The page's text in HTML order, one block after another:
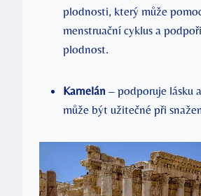
plodnosti, který může
menstruační cyklus a
plodnost.
Karnelán – podporuje lásku
může být užitečné při